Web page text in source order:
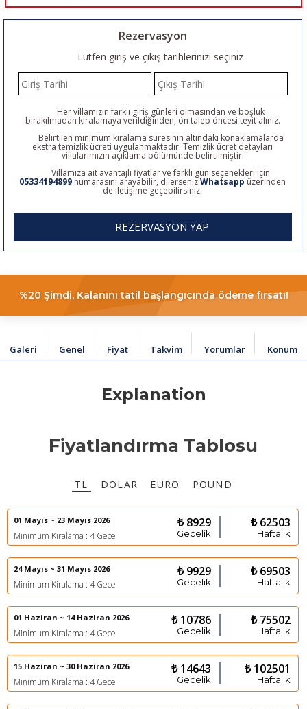
Rezervasyon
Lütfen giriş ve çıkış tarihlerinizi seçiniz
Her villamızın farklı giriş günleri olmasından ve boşluk
bırakılmadan kiralamaya verildiğinden, ön talep öncesi teyit alınız.
Belirtilen minimum kiralama süresinin altındaki konaklamalarda
ekstra temizlik ücreti uygulanmaktadır. Temizlik ücret detayları
villalarımızın açıklama bölümünde belirtilmiştir.
Villamıza ait avantajlı fiyatlar ve farklı gün seçenekleri için
05334194899 numarasını arayabilir, dilersenizWhatsapp üzerinden
de iletişime geçebilirsiniz.
REZERVASYON YAP
%20 Şimdi, Kalanını tatil başlangıcında ödeme fırsatı!
Galeri Genel Fiyat Takvim Yorumlar Konum
Explanation
Fiyatlandırma Tablosu
TL DOLAR EURO POUND
01 Mayıs ~ 23 Mayıs 2026
Minimum Kiralama : 4 Gece
₺ 8929
Gecelik
₺ 62503
Haftalık
24 Mayıs ~ 31 Mayıs 2026
Minimum Kiralama : 4 Gece
₺ 9929
Gecelik
₺ 69503
Haftalık
01 Haziran ~ 14 Haziran 2026
Minimum Kiralama : 4 Gece
₺ 10786
Gecelik
₺ 75502
Haftalık
15 Haziran ~ 30 Haziran 2026
Minimum Kiralama : 4 Gece
₺ 14643
Gecelik
₺ 102501
Haftalık